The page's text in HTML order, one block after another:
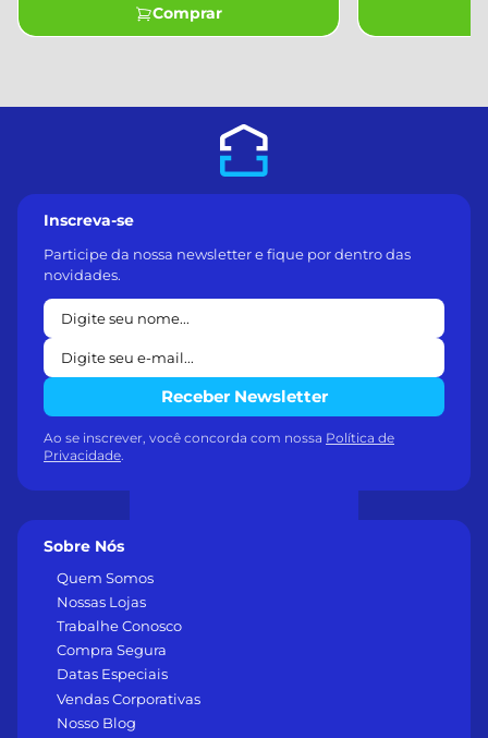
Comprar
Sobre Nós
Quem Somos
Nossas Lojas
Trabalhe Conosco
Compra Segura
Datas Especiais
Vendas Corporativas
Nosso Blog
Inscreva-se
Participe da nossa newsletter e fique por dentro das
novidades.
Receber Newsletter
Ao se inscrever, você concorda com nossa Política de
Privacidade